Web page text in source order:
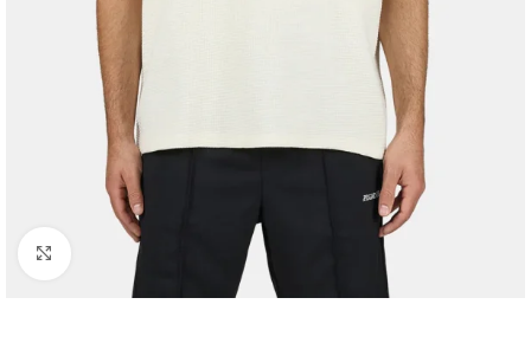
Click to enlarge